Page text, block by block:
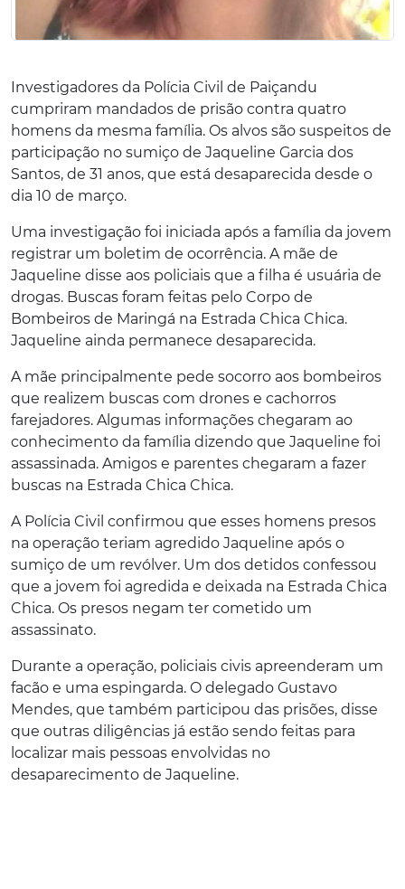
Investigadores da Polícia Civil de Paiçandu
cumpriram mandados de prisão contra quatro
homens da mesma família. Os alvos são suspeitos de
participação no sumiço de Jaqueline Garcia dos
Santos, de 31 anos, que está desaparecida desde o
dia 10 de março.
Uma investigação foi iniciada após a família da jovem
registrar um boletim de ocorrência. A mãe de
Jaqueline disse aos policiais que a filha é usuária de
drogas. Buscas foram feitas pelo Corpo de
Bombeiros de Maringá na Estrada Chica Chica.
Jaqueline ainda permanece desaparecida.
A mãe principalmente pede socorro aos bombeiros
que realizem buscas com drones e cachorros
farejadores. Algumas informações chegaram ao
conhecimento da família dizendo que Jaqueline foi
assassinada. Amigos e parentes chegaram a fazer
buscas na Estrada Chica Chica.
A Polícia Civil confirmou que esses homens presos
na operação teriam agredido Jaqueline após o
sumiço de um revólver. Um dos detidos confessou
que a jovem foi agredida e deixada na Estrada Chica
Chica. Os presos negam ter cometido um
assassinato.
Durante a operação, policiais civis apreenderam um
facão e uma espingarda. O delegado Gustavo
Mendes, que também participou das prisões, disse
que outras diligências já estão sendo feitas para
localizar mais pessoas envolvidas no
desaparecimento de Jaqueline.